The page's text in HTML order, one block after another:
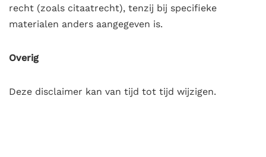
recht (zoals citaatrecht), tenzij bij specifieke
materialen anders aangegeven is.
Overig
Deze disclaimer kan van tijd tot tijd wijzigen.